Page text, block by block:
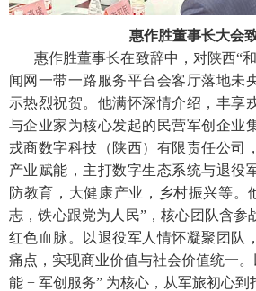
惠作胜董事长大会
惠作胜董事长在致辞中，对陕西“
闻网一带一路服务平台会客厅落地未
示热烈祝贺。他满怀深情介绍，丰享
与企业家为核心发起的民营军创企业
戎商数字科技（陕西）有限责任公司
产业赋能，主打数字生态系统与退役
防教育，大健康产业，乡村振兴等。
志，铁心跟党为人民”，核心团队含参
红色血脉。以退役军人情怀凝聚团队
痛点，实现商业价值与社会价值统一
能 + 军创服务” 为核心，从军旅初心